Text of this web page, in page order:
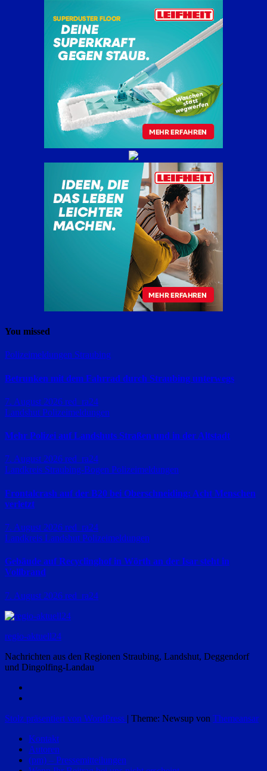
You missed
Polizeimeldungen Straubing
Betrunken mit dem Fahrrad durch Straubing unterwegs
7. August 2026 red_ra24
Landshut Polizeimeldungen
Mehr Polizei auf Landshuts Straßen und in der Altstadt
7. August 2026 red_ra24
Landkreis Straubing-Bogen Polizeimeldungen
Frontalcrash auf der B20 bei Oberschneiding: Acht Menschen
verletzt
7. August 2026 red_ra24
Landkreis Landshut Polizeimeldungen
Gebäude auf Recyclinghof in Wörth an der Isar steht in
Vollbrand
7. August 2026 red_ra24
regio-aktuell24
Nachrichten aus den Regionen Straubing, Landshut, Deggendorf
und Dingolfing-Landau
Stolz präsentiert von WordPress | Theme: Newsup von Themeansar
Kontakt
Autoren
(pm) – Pressemitteilungen